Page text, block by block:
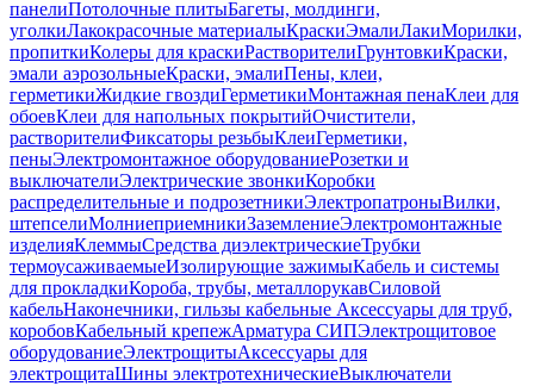
панелиПотолочные плитыБагеты, молдинги,
уголкиЛакокрасочные материалыКраскиЭмалиЛакиМорилки,
пропиткиКолеры для краскиРастворителиГрунтовкиКраски,
эмали аэрозольныеКраски, эмалиПены, клеи,
герметикиЖидкие гвоздиГерметикиМонтажная пенаКлеи для
обоевКлеи для напольных покрытийОчистители,
растворителиФиксаторы резьбыКлеиГерметики,
пеныЭлектромонтажное оборудованиеРозетки и
выключателиЭлектрические звонкиКоробки
распределительные и подрозетникиЭлектропатроныВилки,
штепселиМолниеприемникиЗаземлениеЭлектромонтажные
изделияКлеммыСредства диэлектрическиеТрубки
термоусаживаемыеИзолирующие зажимыКабель и системы
для прокладкиКороба, трубы, металлорукавСиловой
кабельНаконечники, гильзы кабельные Аксессуары для труб,
коробовКабельный крепежАрматура СИПЭлектрощитовое
оборудованиеЭлектрощитыАксессуары для
электрощитаШины электротехническиеВыключатели